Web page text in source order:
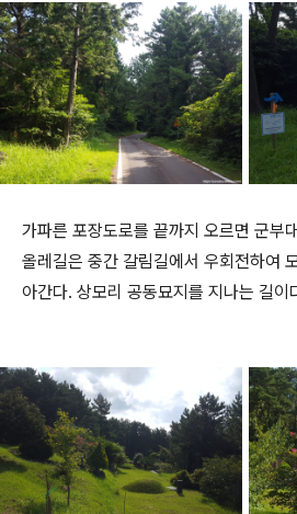
가파른 포장도로를 끝까지 오르면 군부
올레길은 중간 갈림길에서 우회전하여
아간다. 상모리 공동묘지를 지나는 길이